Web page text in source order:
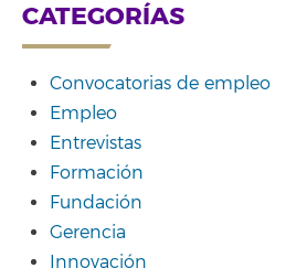
CATEGORÍAS
Convocatorias de empleo
Empleo
Entrevistas
Formación
Fundación
Gerencia
Innovación